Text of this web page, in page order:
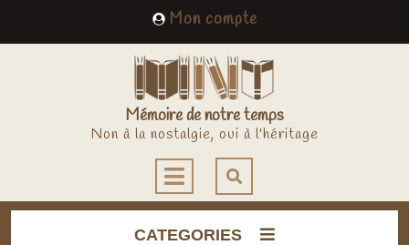
Mon compteMy
Account
Mémoire de notre temps
Non à la nostalgie, oui à l'héritage
Open
Button
CATEGORIES